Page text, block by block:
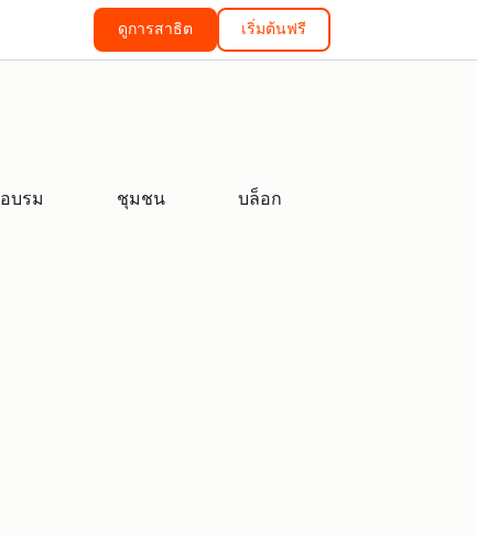
ดูการสาธิต เริ่มต้นฟรี
บรม ชุมชน บล็อก